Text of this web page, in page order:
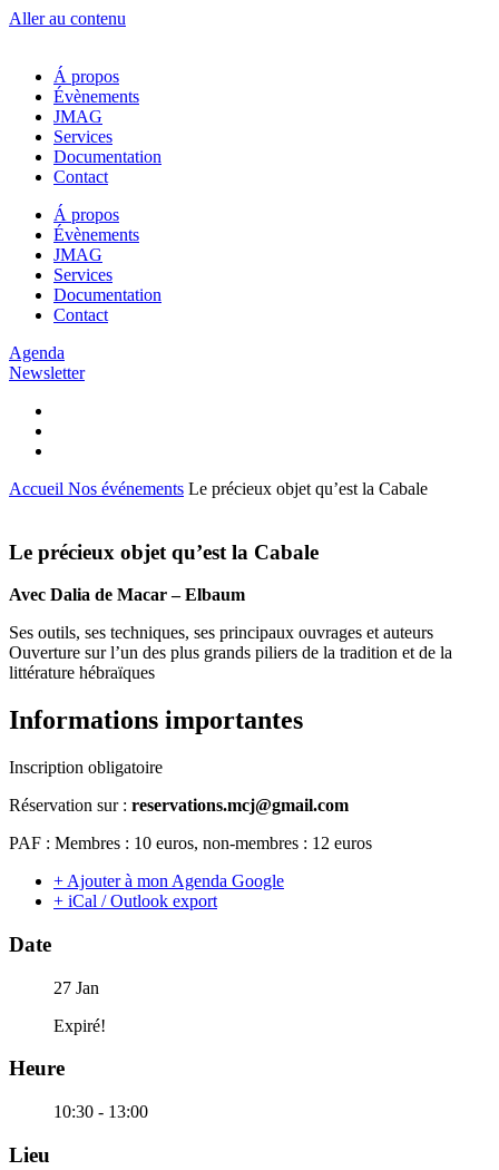
Aller au contenu
Á propos
Évènements
JMAG
Services
Documentation
Contact
Á propos
Évènements
JMAG
Services
Documentation
Contact
Agenda
Newsletter
Accueil Nos événements Le précieux objet qu’est la Cabale
Le précieux objet qu’est la Cabale
Avec Dalia de Macar – Elbaum
Ses outils, ses techniques, ses principaux ouvrages et auteurs
Ouverture sur l’un des plus grands piliers de la tradition et de la
littérature hébraïques
Informations importantes
Inscription obligatoire
Réservation sur : reservations.mcj@gmail.com
PAF : Membres : 10 euros, non-membres : 12 euros
+ Ajouter à mon Agenda Google
+ iCal / Outlook export
Date
27 Jan
Expiré!
Heure
10:30 - 13:00
Lieu